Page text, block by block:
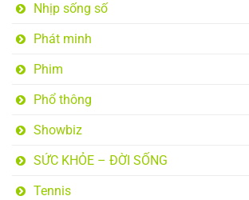
Nhịp sống số
Phát minh
Phim
Phổ thông
Showbiz
SỨC KHỎE – ĐỜI SỐNG
Tennis